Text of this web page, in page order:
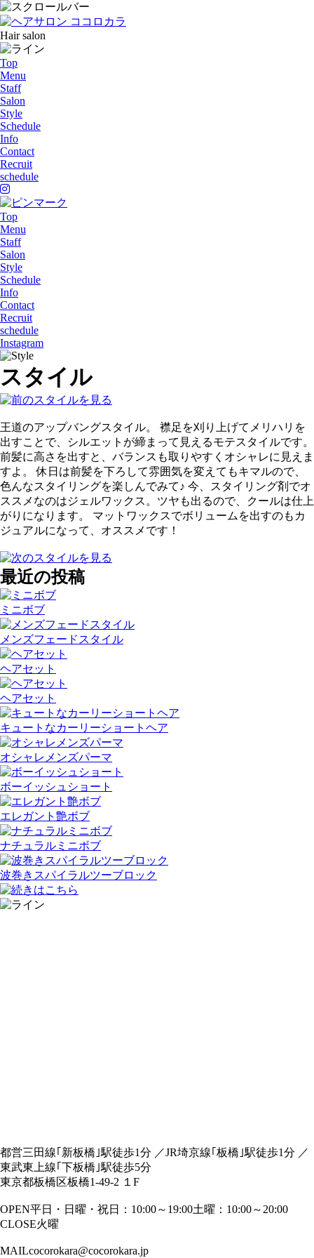
Hair salon
Top
Menu
Staff
Salon
Style
Schedule
Info
Contact
Recruit
schedule
Top
Menu
Staff
Salon
Style
Schedule
Info
Contact
Recruit
schedule
Instagram
スタイル
王道のアップバングスタイル。 襟足を刈り上げてメリハリを
出すことで、シルエットが締まって見えるモテスタイルです。
前髪に高さを出すと、バランスも取りやすくオシャレに見えま
すよ。 休日は前髪を下ろして雰囲気を変えてもキマルので、
色んなスタイリングを楽しんでみて♪ 今、スタイリング剤でオ
ススメなのはジェルワックス。ツヤも出るので、クールは仕上
がりになります。 マットワックスでボリュームを出すのもカ
ジュアルになって、オススメです！
最近の投稿
ミニボブ
メンズフェードスタイル
ヘアセット
ヘアセット
キュートなカーリーショートヘア
オシャレメンズパーマ
ボーイッシュショート
エレガント艶ボブ
ナチュラルミニボブ
波巻きスパイラルツーブロック
都営三田線｢新板橋｣駅徒歩1分 ／JR埼京線｢板橋｣駅徒歩1分 ／
東武東上線｢下板橋｣駅徒歩5分
東京都板橋区板橋1-49-2 １F
OPEN平日・日曜・祝日：10:00～19:00土曜：10:00～20:00
CLOSE火曜
MAILcocorokara@cocorokara.jp